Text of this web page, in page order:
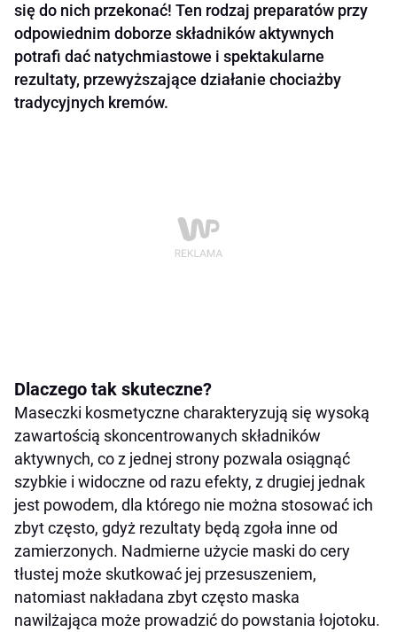
się do nich przekonać! Ten rodzaj preparatów przy
odpowiednim doborze składników aktywnych
potrafi dać natychmiastowe i spektakularne
rezultaty, przewyższające działanie chociażby
tradycyjnych kremów.
Dlaczego tak skuteczne?
Maseczki kosmetyczne charakteryzują się wysoką
zawartością skoncentrowanych składników
aktywnych, co z jednej strony pozwala osiągnąć
szybkie i widoczne od razu efekty, z drugiej jednak
jest powodem, dla którego nie można stosować ich
zbyt często, gdyż rezultaty będą zgoła inne od
zamierzonych. Nadmierne użycie maski do cery
tłustej może skutkować jej przesuszeniem,
natomiast nakładana zbyt często maska
nawilżająca może prowadzić do powstania łojotoku.